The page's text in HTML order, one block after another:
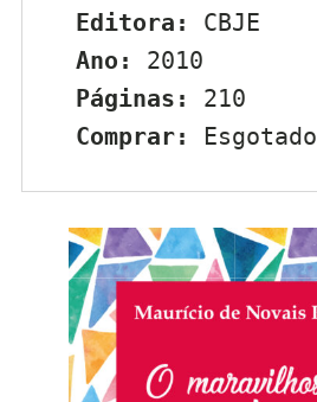
Editora:
CBJE
Ano:
2010
Páginas:
210
Comprar:
Esgotado